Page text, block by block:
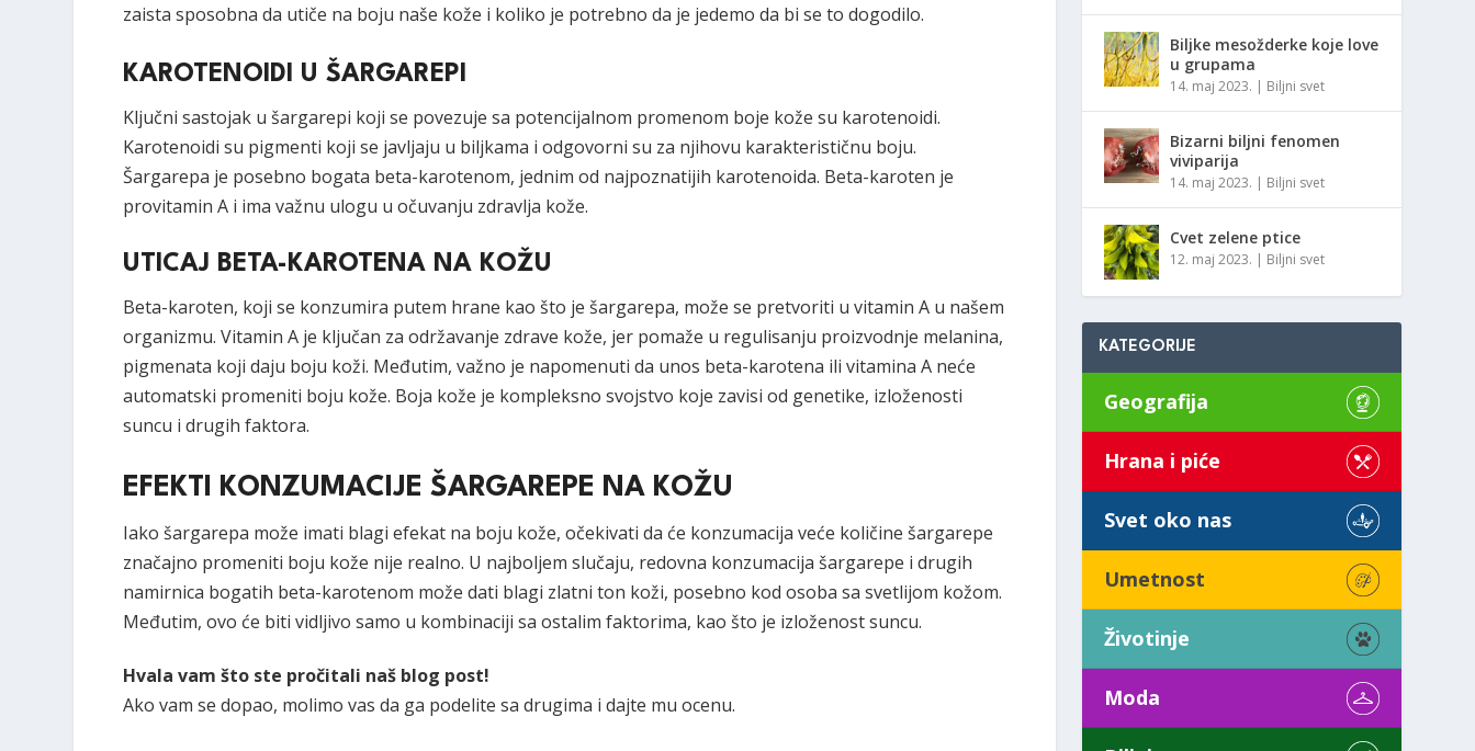
zaista sposobna da utiče na boju naše kože i koliko je potrebno da je jedemo da bi se to dogodilo.
KAROTENOIDI U ŠARGAREPI
Ključni sastojak u šargarepi koji se povezuje sa potencijalnom promenom boje kože su karotenoidi.
Karotenoidi su pigmenti koji se javljaju u biljkama i odgovorni su za njihovu karakterističnu boju.
Šargarepa je posebno bogata beta-karotenom, jednim od najpoznatijih karotenoida. Beta-karoten je
provitamin A i ima važnu ulogu u očuvanju zdravlja kože.
UTICAJ BETA-KAROTENA NA KOŽU
Beta-karoten, koji se konzumira putem hrane kao što je šargarepa, može se pretvoriti u vitamin A u našem
organizmu. Vitamin A je ključan za održavanje zdrave kože, jer pomaže u regulisanju proizvodnje melanina,
pigmenata koji daju boju koži. Međutim, važno je napomenuti da unos beta-karotena ili vitamina A neće
automatski promeniti boju kože. Boja kože je kompleksno svojstvo koje zavisi od genetike, izloženosti
suncu i drugih faktora.
EFEKTI KONZUMACIJE ŠARGAREPE NA KOŽU
Iako šargarepa može imati blagi efekat na boju kože, očekivati da će konzumacija veće količine šargarepe
značajno promeniti boju kože nije realno. U najboljem slučaju, redovna konzumacija šargarepe i drugih
namirnica bogatih beta-karotenom može dati blagi zlatni ton koži, posebno kod osoba sa svetlijom kožom.
Međutim, ovo će biti vidljivo samo u kombinaciji sa ostalim faktorima, kao što je izloženost suncu.
Hvala vam što ste pročitali naš blog post!
Ako vam se dopao, molimo vas da ga podelite sa drugima i dajte mu ocenu.
Biljke mesožderke koje love
u grupama
14. maj 2023. | Biljni svet
Bizarni biljni fenomen
viviparija
14. maj 2023. | Biljni svet
Cvet zelene ptice
12. maj 2023. | Biljni svet
KATEGORIJE
Geografija
Hrana i piće
Svet oko nas
Umetnost
Životinje
Moda